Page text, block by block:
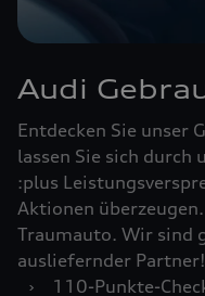
Audi
Entdecken Sie unser
lassen Sie sich durch
:plus
Aktionen
Traumauto. Wir sind
ausliefernder
›
110-Punkte-